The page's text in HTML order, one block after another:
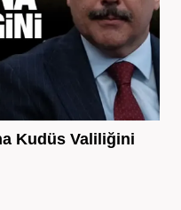
Kudüs Valiliğini